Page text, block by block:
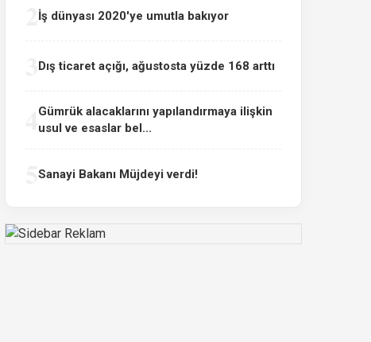
İş dünyası 2020'ye umutla bakıyor
Dış ticaret açığı, ağustosta yüzde 168 arttı
Gümrük alacaklarını yapılandırmaya ilişkin
usul ve esaslar bel...
Sanayi Bakanı Müjdeyi verdi!